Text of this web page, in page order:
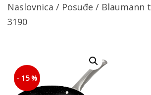
Naslovnica / Posuđe / Blaumann
3190
- 15 %